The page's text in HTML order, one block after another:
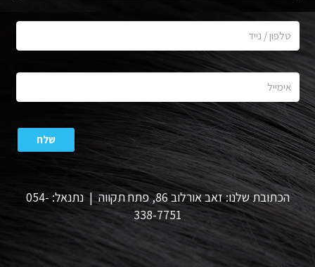
הכתובת שלנו: זאב אורלוב 86, פתח תקווה | נתנאל: 054-
338-7751